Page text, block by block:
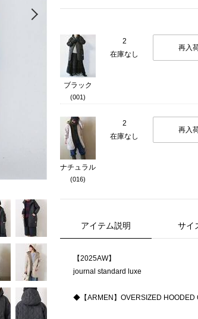
Next
ブラック
(001)
2
在庫なし
再入
ナチュラル
(016)
2
在庫なし
再入
アイテム説明 サイ
【2025AW】
journal standard luxe
◆【ARMEN】OVERSIZED HOODED